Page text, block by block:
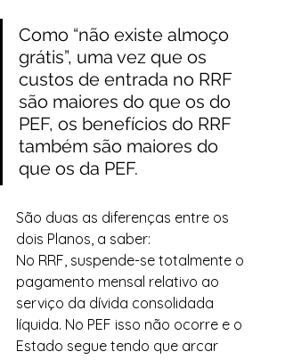
Como “não existe almoço
grátis”, uma vez que os
custos de entrada no RRF
são maiores do que os do
PEF, os benefícios do RRF
também são maiores do
que os da PEF.
São duas as diferenças entre os
dois Planos, a saber:
No RRF, suspende-se totalmente o
pagamento mensal relativo ao
serviço da dívida consolidada
líquida. No PEF isso não ocorre e o
Estado segue tendo que arcar